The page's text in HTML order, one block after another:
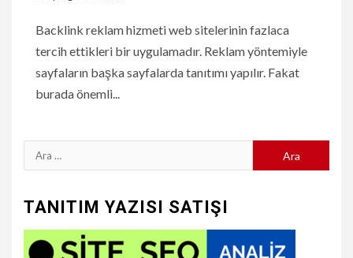
Backlink reklam hizmeti web sitelerinin fazlaca
tercih ettikleri bir uygulamadır. Reklam yöntemiyle
sayfaların başka sayfalarda tanıtımı yapılır. Fakat
burada önemli...
Arama:
TANITIM YAZISI SATIŞI